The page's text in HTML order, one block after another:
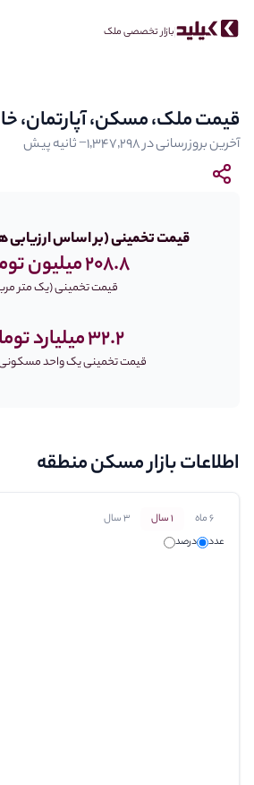
بازار تخصصی ملک
قیمت ملک، مسکن، آپارتمان،
آخرین بروزرسانی در‎−۱٬۳۴۷٬۲۹۸ ثانیه پیش
قیمت تخمینی (بر اساس ارزیابی
قیمت تخمینی (یک متر
208.8 میلیون تومان
قیمت تخمینی یک واحد
32.2 میلیارد تومان
اطلاعات بازار مسکن منطقه
6 ماه 1 سال
3 سال
عدد
درصد